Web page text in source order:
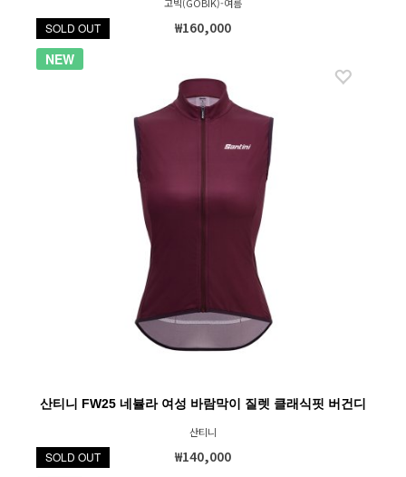
고빅(GOBIK)-여름
₩160,000
SOLD OUT
NEW
산티니 FW25 네뷸라 여성 바람막이 질렛 클래식핏 버건디
산티니
₩140,000
SOLD OUT